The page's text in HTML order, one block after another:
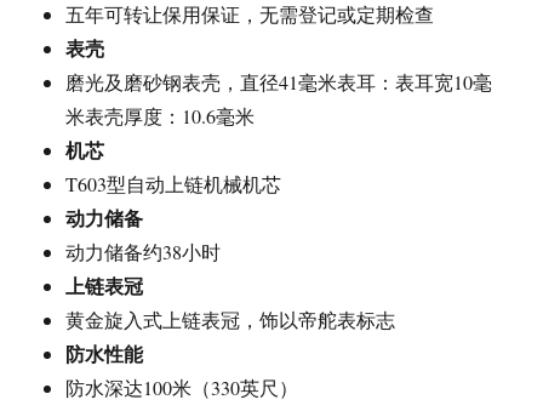
五年可转让保用保证，无需登记或定期检查
表壳
磨光及磨砂钢表壳，直径41毫米表耳：表耳宽10毫
米表壳厚度：10.6毫米
机芯
T603型自动上链机械机芯
动力储备
动力储备约38小时
上链表冠
黄金旋入式上链表冠，饰以帝舵表标志
防水性能
防水深达100米（330英尺）